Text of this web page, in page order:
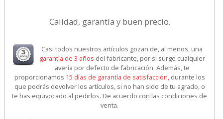
Calidad, garantía y buen precio.
Casi todos nuestros artículos gozan de, al menos, una
garantía de 3 años del fabricante, por si surge cualquier
avería por defecto de fabricación. Además, te
proporcionamos 15 días de garantía de satisfacción, durante los
que podrás devolver los artículos, si no han sido de tu agrado, o
te has equivocado al pedirlos. De acuerdo con las condiciones de
venta.